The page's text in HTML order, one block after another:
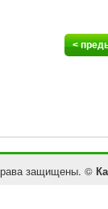
<
защищены. ©